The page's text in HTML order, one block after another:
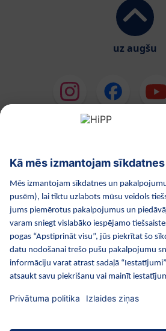
uz augšu
HiPP Mazuļa ēdināšana
HiPP
Privātuma politika
Izejošie dati
Par kompāniju